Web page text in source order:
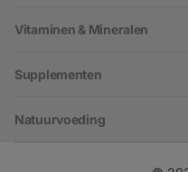
Vitaminen & Mineralen
Supplementen
Natuurvoeding